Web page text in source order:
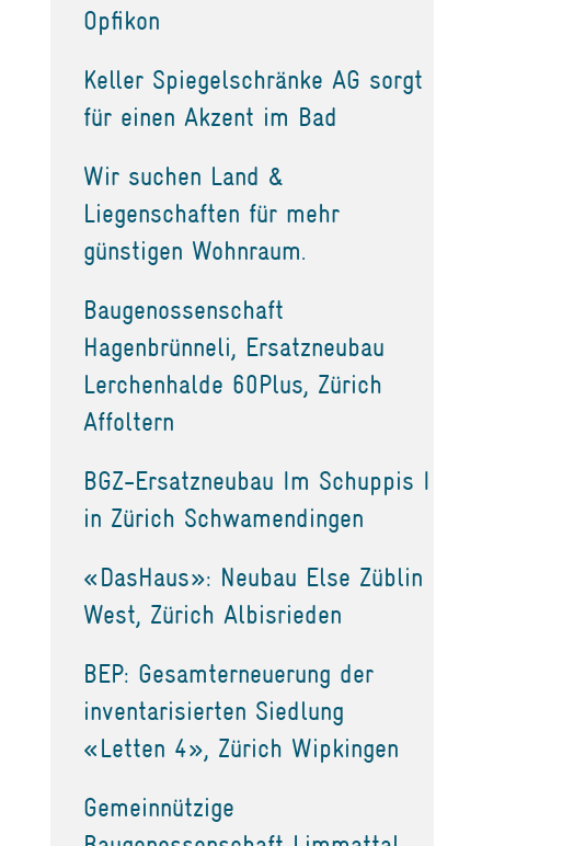
Opfikon
Keller Spiegelschränke AG sorgt
für einen Akzent im Bad
Wir suchen Land &
Liegenschaften für mehr
günstigen Wohnraum.
Baugenossenschaft
Hagenbrünneli, Ersatzneubau
Lerchenhalde 60Plus, Zürich
Affoltern
BGZ-Ersatzneubau Im Schuppis I
in Zürich Schwamendingen
«DasHaus»: Neubau Else Züblin
West, Zürich Albisrieden
BEP: Gesamterneuerung der
inventarisierten Siedlung
«Letten 4», Zürich Wipkingen
Gemeinnützige